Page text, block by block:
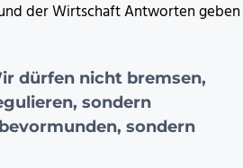
der Wirtschaft Antworten geben
dürfen nicht bremsen,
sondern
sondern